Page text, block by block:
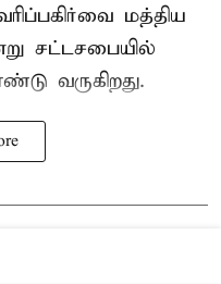
மத்திய
சட்டசபையில்
வருகிறது.